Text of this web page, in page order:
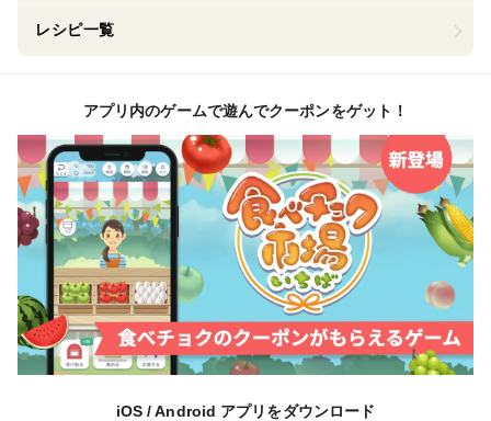
レシピ一覧
アプリ内のゲームで遊んでクーポンをゲット！
iOS / Android アプリをダウンロード